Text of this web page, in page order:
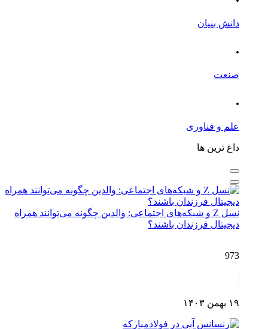
دانش بنیان
.
صنعت
.
علم و فناوری
داغ ترین ها
نسل Z و شبکه‌های اجتماعی: والدین چگونه می‌توانند همراه
دیجیتال فرزندان باشند؟
973
۱۹ بهمن ۱۴۰۳